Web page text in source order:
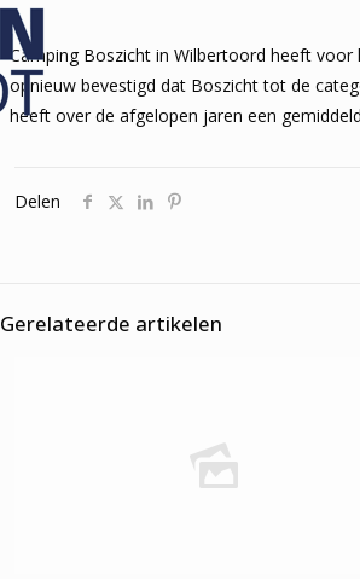
Camping Boszicht in Wilbertoord heeft
opnieuw bevestigd dat Boszicht tot de
heeft over de afgelopen jaren een
Delen
Gerelateerde artikelen